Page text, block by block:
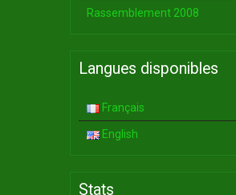
Rassemblement 2008
Langues disponibles
Français
English
Stats